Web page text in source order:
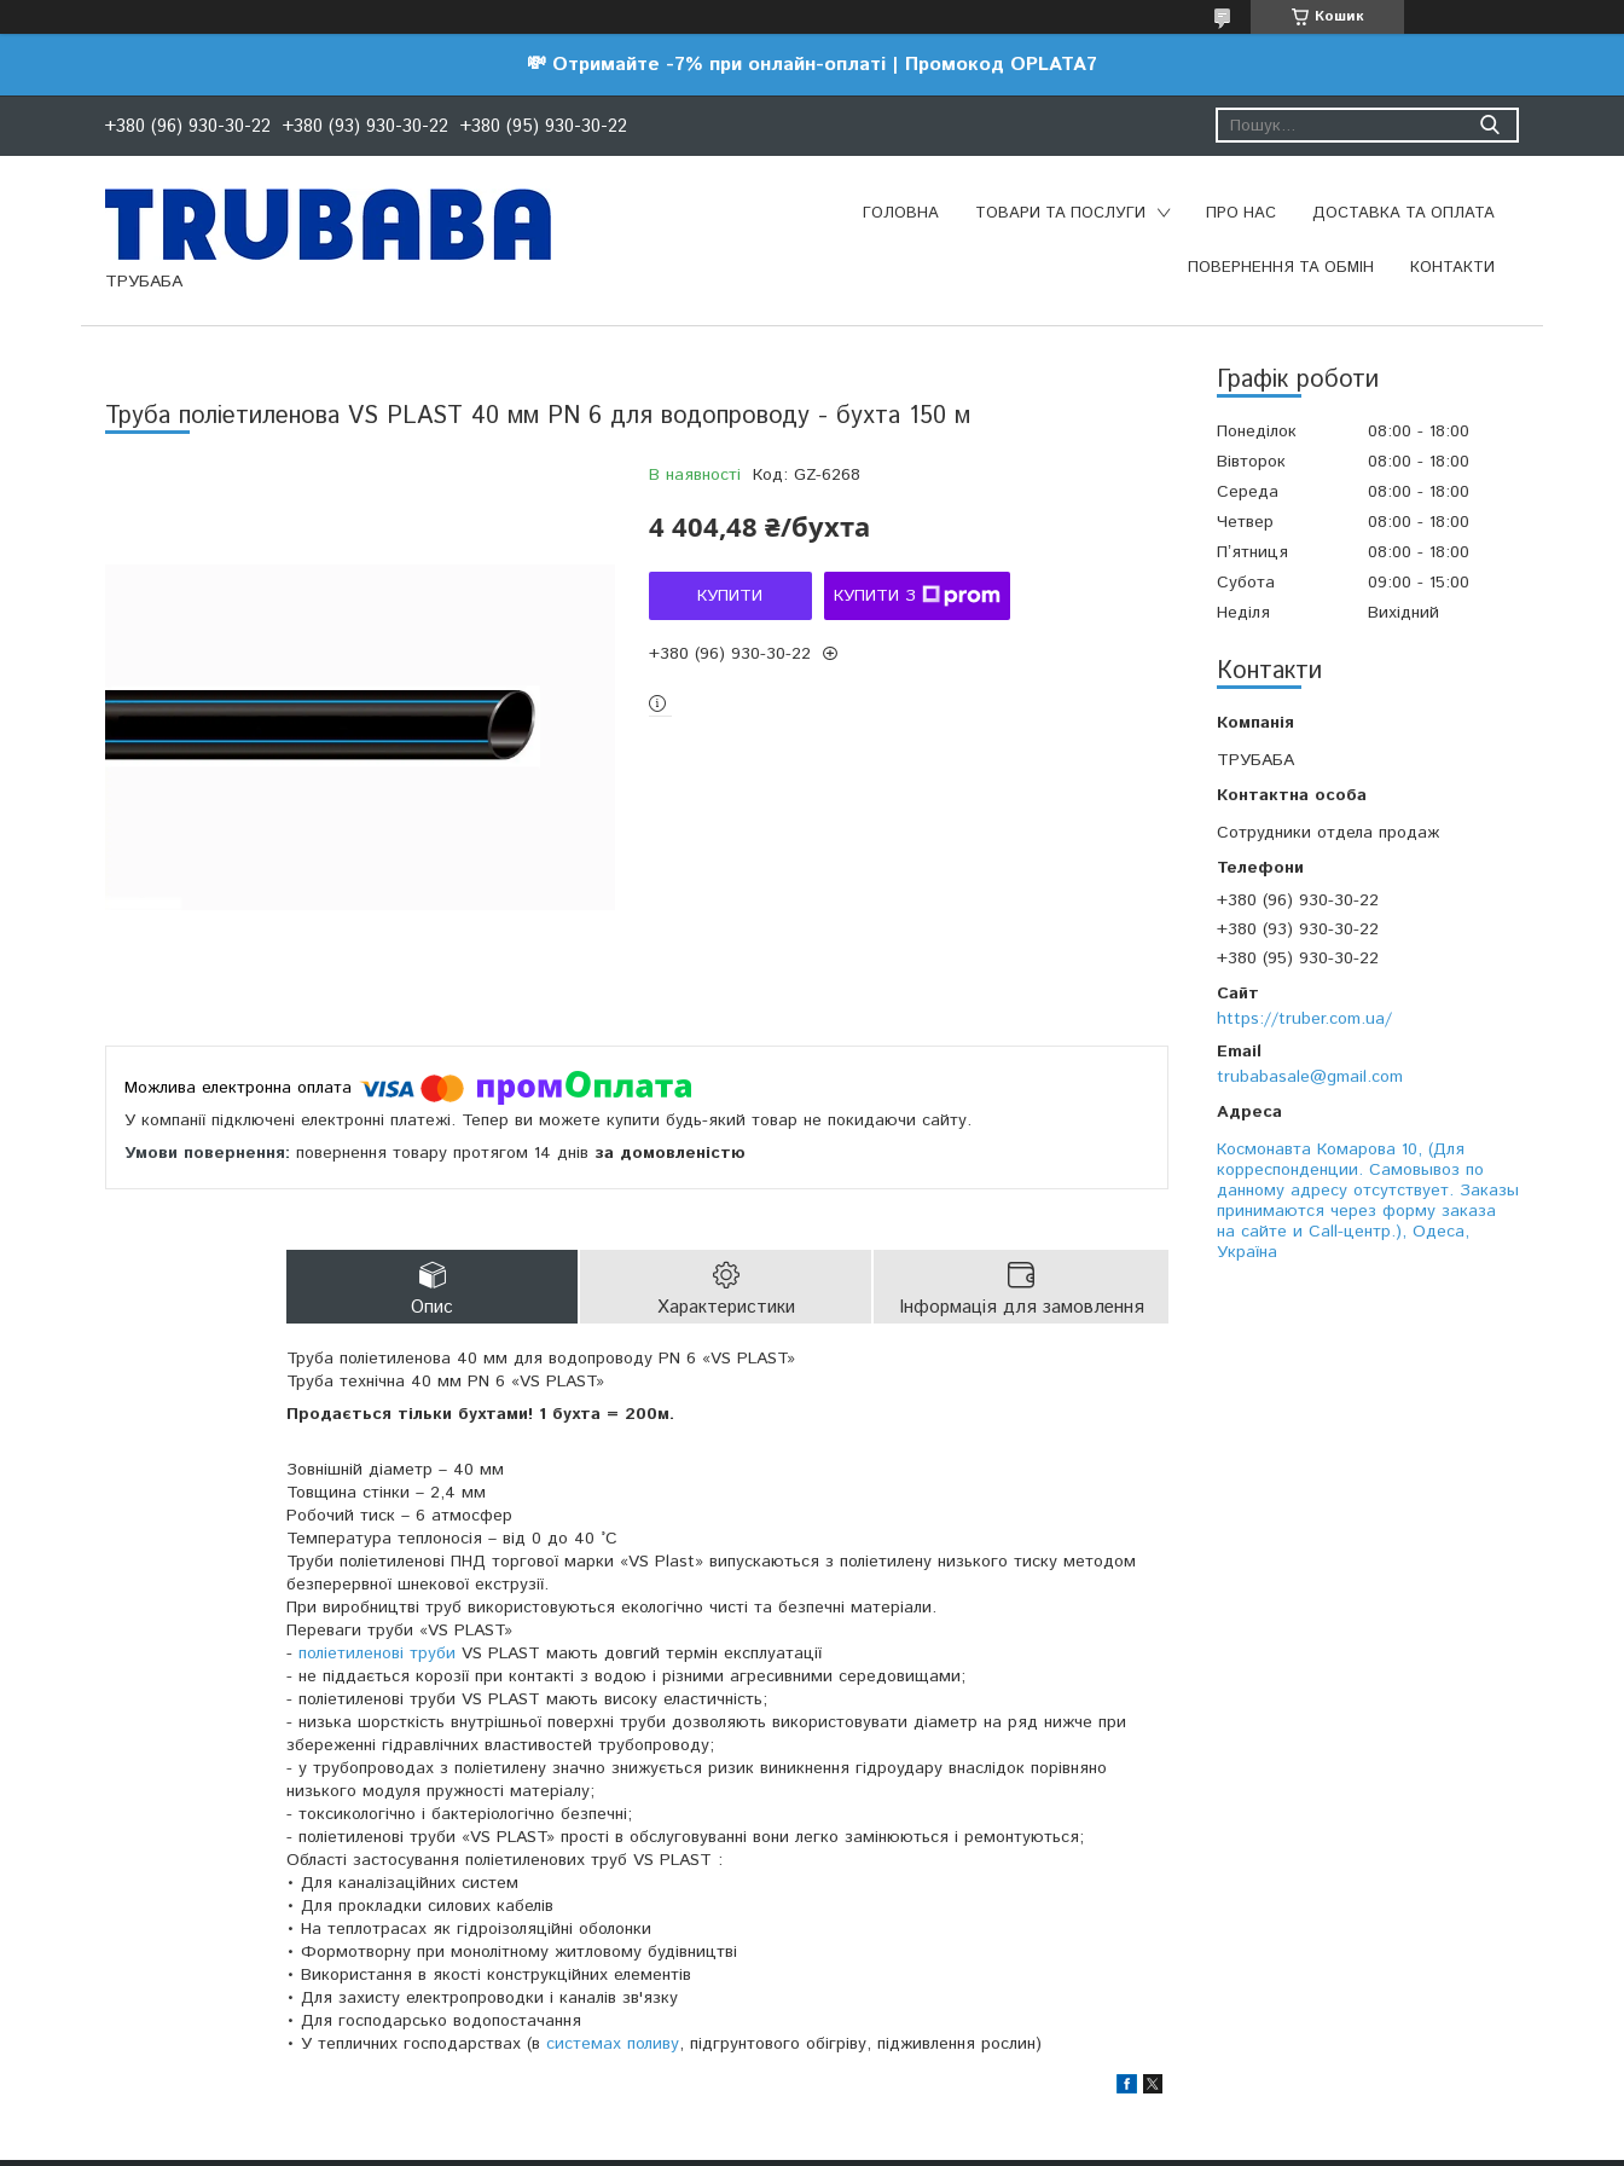
Кошик
💸 Отримайте -7% при онлайн-оплаті | Промокод OPLATA7
+380 (96) 930-30-22 +380 (93) 930-30-22 +380 (95) 930-30-22
ТРУБАБА
ГОЛОВНА ТОВАРИ ТА ПОСЛУГИ ПРО НАС ДОСТАВКА ТА ОПЛАТА
ПОВЕРНЕННЯ ТА ОБМІН КОНТАКТИ
Графік роботи
Понеділок 08:00
18:00
Вівторок
08:00
18:00
Середа
08:00
18:00
Четвер
08:00
18:00
Пʼятниця
08:00
18:00
Субота
09:00
15:00
Неділя
Вихідний
Контакти
ТРУБАБА
Сотрудники отдела продаж
+380 (96) 930-30-22
+380 (93) 930-30-22
+380 (95) 930-30-22
https://truber.com.ua/
trubabasale@gmail.com
Космонавта Комарова 10, (Для
корреспонденции. Самовывоз по
данному адресу отсутствует. Заказы
принимаются через форму заказа
на сайте и Call-центр.), Одеса,
Україна
Труба поліетиленова VS PLAST 40 мм PN 6 для водопроводу - бухта 150 м
В наявності Код: GZ-6268
4 404,48 ₴/бухта
КУПИТИ КУПИТИ З
+380 (96) 930-30-22
У компанії підключені електронні платежі. Тепер ви можете купити будь-який товар не покидаючи сайту.
повернення товару протягом 14 днів за домовленістю
Опис Характеристики Інформація для замовлення
Труба поліетиленова 40 мм для водопроводу PN 6 «VS PLAST»
Труба технічна 40 мм PN 6 «VS PLAST»
Продається тільки бухтами! 1 бухта = 200м.
Зовнішній діаметр – 40 мм
Товщина стінки – 2,4 мм
Робочий тиск – 6 атмосфер
Температура теплоносія – від 0 до 40 °C
Труби поліетиленові ПНД торгової марки «VS Plast» випускаються з поліетилену низького тиску методом
безперервної шнекової екструзії.
При виробництві труб використовуються екологічно чисті та безпечні матеріали.
Переваги труби «VS PLAST»
- поліетиленові труби VS PLAST мають довгий термін експлуатації
- не піддається корозії при контакті з водою і різними агресивними середовищами;
- поліетиленові труби VS PLAST мають високу еластичність;
- низька шорсткість внутрішньої поверхні труби дозволяють використовувати діаметр на ряд нижче при
збереженні гідравлічних властивостей трубопроводу;
- у трубопроводах з поліетилену значно знижується ризик виникнення гідроудару внаслідок порівняно
низького модуля пружності матеріалу;
- токсикологічно і бактеріологічно безпечні;
- поліетиленові труби «VS PLAST» прості в обслуговуванні вони легко замінюються і ремонтуються;
Області застосування поліетиленових труб VS PLAST :
• Для каналізаційних систем
• Для прокладки силових кабелів
• На теплотрасах як гідроізоляційні оболонки
• Формотворну при монолітному житловому будівництві
• Використання в якості конструкційних елементів
• Для захисту електропроводки і каналів зв'язку
• Для господарсько водопостачання
• У тепличних господарствах (в системах поливу, підгрунтового обігріву, підживлення рослин)